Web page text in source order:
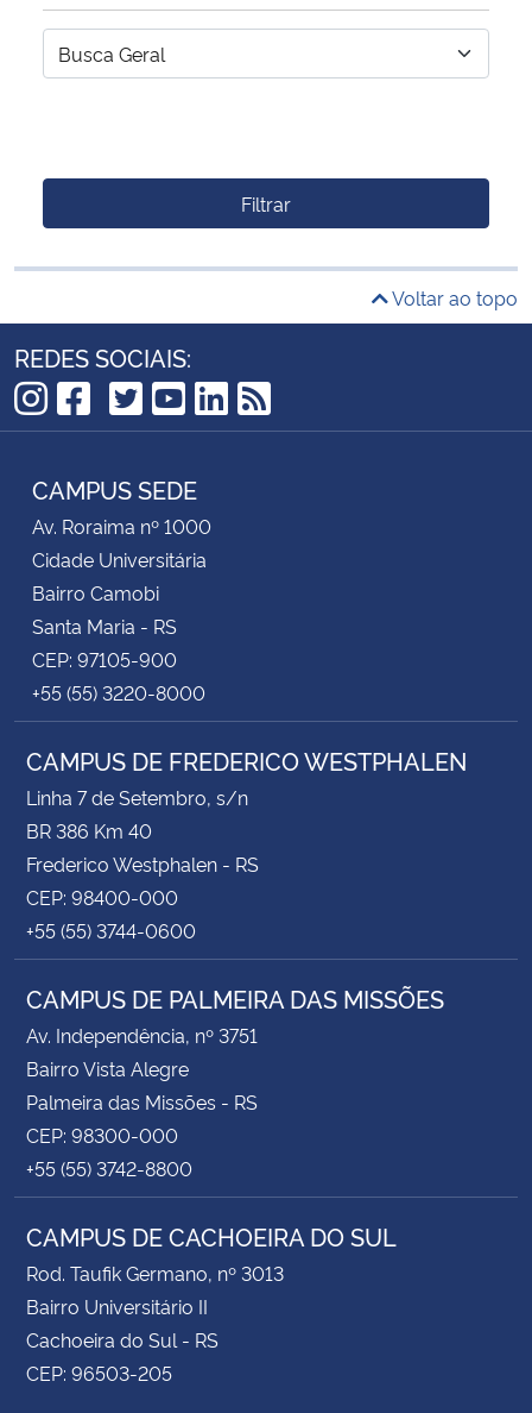
Filtrar
Voltar ao topo
REDES SOCIAIS:
Instagram
Facebook
TikTok
Twitter
YouTube
LinkedIn
RSS
CAMPUS SEDE
Av. Roraima nº 1000
Cidade Universitária
Bairro Camobi
Santa Maria - RS
CEP: 97105-900
+55 (55) 3220-8000
CAMPUS DE FREDERICO WESTPHALEN
Linha 7 de Setembro, s/n
BR 386 Km 40
Frederico Westphalen - RS
CEP: 98400-000
+55 (55) 3744-0600
CAMPUS DE PALMEIRA DAS MISSÕES
Av. Independência, nº 3751
Bairro Vista Alegre
Palmeira das Missões - RS
CEP: 98300-000
+55 (55) 3742-8800
CAMPUS DE CACHOEIRA DO SUL
Rod. Taufik Germano, nº 3013
Bairro Universitário II
Cachoeira do Sul - RS
CEP: 96503-205